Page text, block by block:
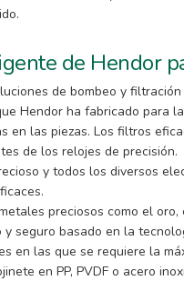
de Hendor
de bombeo y
Hendor ha fabricado para
en las piezas. Los filtros
de los relojes de precisión.
y todos los diversos
preciosos como el
seguro basado en la
en las que se requiere la
en PP, PVDF o acero